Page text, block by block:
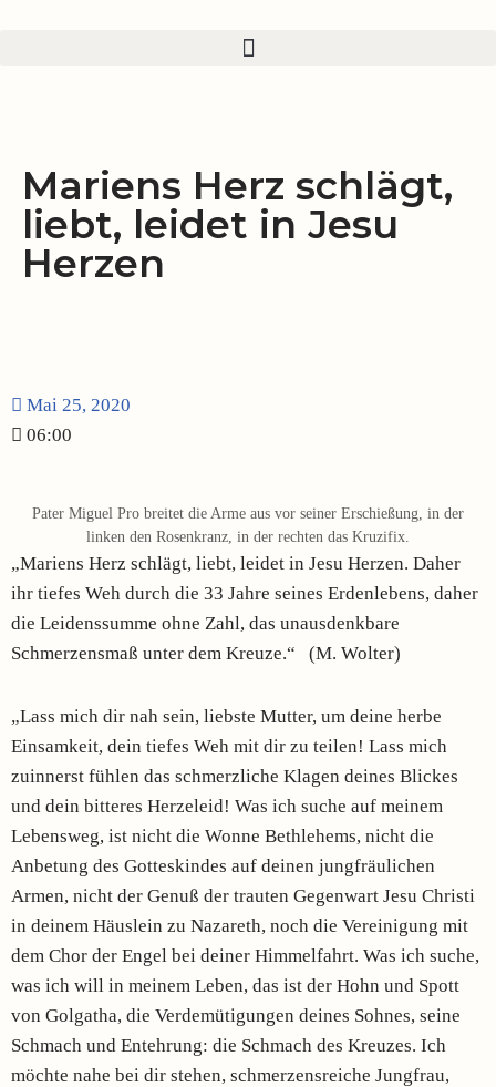
Mariens Herz schlägt,
liebt, leidet in Jesu
Herzen
Mai 25, 2020
06:00
Pater Miguel Pro breitet die Arme aus vor seiner Erschießung, in der
linken den Rosenkranz, in der rechten das Kruzifix.
„Mariens Herz schlägt, liebt, leidet in Jesu Herzen. Daher
ihr tiefes Weh durch die 33 Jahre seines Erdenlebens, daher
die Leidenssumme ohne Zahl, das unausdenkbare
Schmerzensmaß unter dem Kreuze.“ (M. Wolter)
„Lass mich dir nah sein, liebste Mutter, um deine herbe
Einsamkeit, dein tiefes Weh mit dir zu teilen! Lass mich
zuinnerst fühlen das schmerzliche Klagen deines Blickes
und dein bitteres Herzeleid! Was ich suche auf meinem
Lebensweg, ist nicht die Wonne Bethlehems, nicht die
Anbetung des Gotteskindes auf deinen jungfräulichen
Armen, nicht der Genuß der trauten Gegenwart Jesu Christi
in deinem Häuslein zu Nazareth, noch die Vereinigung mit
dem Chor der Engel bei deiner Himmelfahrt. Was ich suche,
was ich will in meinem Leben, das ist der Hohn und Spott
von Golgatha, die Verdemütigungen deines Sohnes, seine
Schmach und Entehrung: die Schmach des Kreuzes. Ich
möchte nahe bei dir stehen, schmerzensreiche Jungfrau,